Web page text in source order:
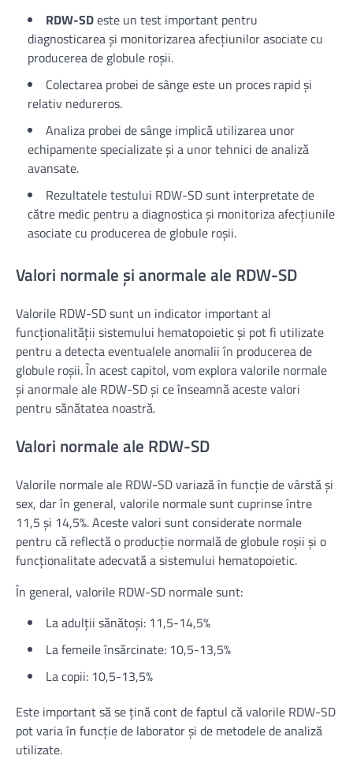
RDW-SDeste un test important pentru
diagnosticarea și monitorizarea afecțiunilor asociate cu
producerea de globule roșii.
Colectarea probei de sânge este un proces rapid și
relativ nedureros.
Analiza probei de sânge implică utilizarea unor
echipamente specializate și a unor tehnici de analiză
avansate.
Rezultatele testului RDW-SD sunt interpretate de
către medic pentru a diagnostica și monitoriza afecțiunile
asociate cu producerea de globule roșii.
Valori normale și anormale ale RDW-SD
Valorile RDW-SD sunt un indicator important al
funcționalității sistemului hematopoietic și pot fi utilizate
pentru a detecta eventualele anomalii în producerea de
globule roșii. În acest capitol, vom explora valorile normale
și anormale ale RDW-SD și ce înseamnă aceste valori
pentru sănătatea noastră.
Valori normale ale RDW-SD
Valorile normale ale RDW-SD variază în funcție de vârstă și
sex, dar în general, valorile normale sunt cuprinse între
11,5 și 14,5%. Aceste valori sunt considerate normale
pentru că reflectă o producție normală de globule roșii și o
funcționalitate adecvată a sistemului hematopoietic.
În general, valorile RDW-SD normale sunt:
La adulții sănătoși: 11,5-14,5%
La femeile însărcinate: 10,5-13,5%
La copii: 10,5-13,5%
Este important să se țină cont de faptul că valorile RDW-SD
pot varia în funcție de laborator și de metodele de analiză
utilizate.